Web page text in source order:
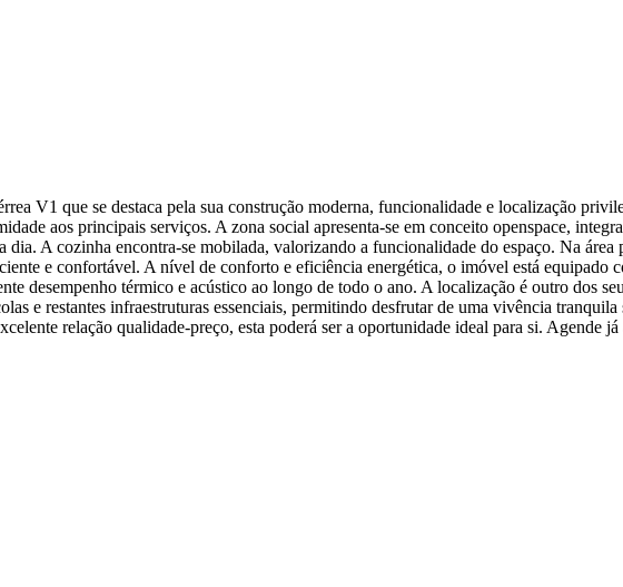
V1 que se destaca pela sua construção moderna, funcionalidade e localização
aos principais serviços. A zona social apresenta-se em conceito openspace,
A cozinha encontra-se mobilada, valorizando a funcionalidade do espaço. Na
e confortável. A nível de conforto e eficiência energética, o imóvel está equipado
desempenho térmico e acústico ao longo de todo o ano. A localização é outro dos
e restantes infraestruturas essenciais, permitindo desfrutar de uma vivência
relação qualidade-preço, esta poderá ser a oportunidade ideal para si. Agende já